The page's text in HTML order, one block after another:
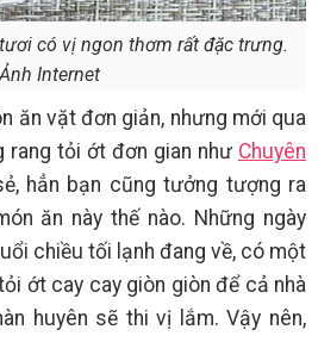
có vị ngon thơm rất đặc trưng.
Ảnh Internet
ăn vặt đơn giản, nhưng mới qua
rang tỏi ớt đơn gian như Chuyên
hẳn bạn cũng tưởng tượng ra
ăn này thế nào. Những ngày
chiều tối lạnh đang về, có một
ớt cay cay giòn giòn để cả nhà
huyên sẽ thi vị lắm. Vậy nên,